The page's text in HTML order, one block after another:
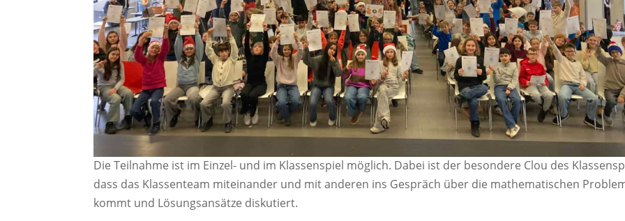
Die Teilnahme ist im Einzel- und im Klassenspiel möglich. Dabei ist der besondere Clou des
dass das Klassenteam miteinander und mit anderen ins Gespräch über die mathematischen
kommt und Lösungsansätze diskutiert.